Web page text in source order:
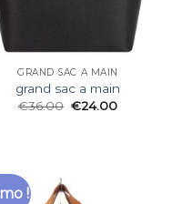
GRAND SAC A MAIN
grand sac a main
€36.00 €24.00
!